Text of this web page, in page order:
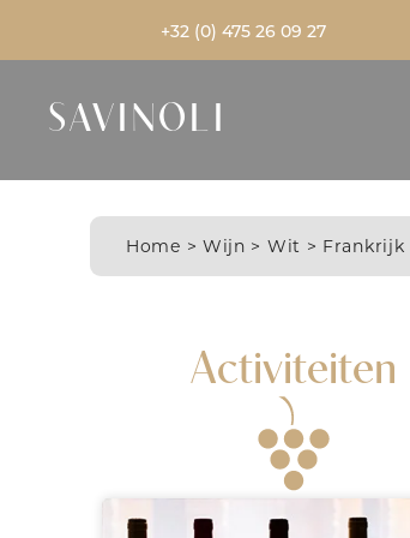
+32 (0) 475 26 09 27
SAVINOLI
Home > Wijn > Wit > Frankrijk
Activiteiten